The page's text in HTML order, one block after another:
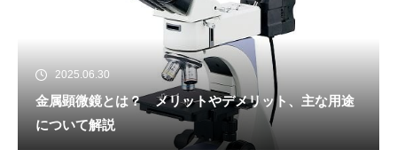
2025.06.30
金属顕微鏡とは？ メリットやデメリット、主な用途
について解説